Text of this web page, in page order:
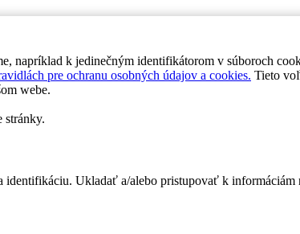
napríklad k jedinečným identifikátorom v súboroch
pre ochranu osobných údajov a cookies. Tieto
webe.
stránky.
Ukladať a/alebo pristupovať k informáciám